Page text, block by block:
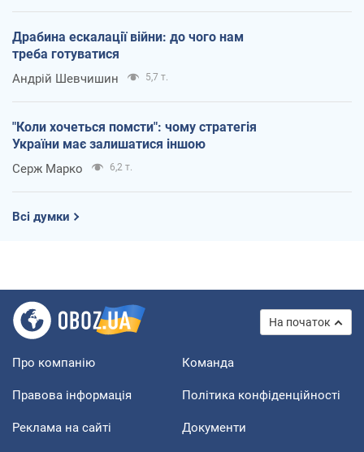
Драбина ескалації війни: до чого нам
треба готуватися
Андрій Шевчишин 5,7 т.
"Коли хочеться помсти": чому стратегія
України має залишатися іншою
Серж Марко 6,2 т.
Всі думки
На початок
Про компанію Команда
Правова інформація Політика конфіденційності
Реклама на сайті Документи